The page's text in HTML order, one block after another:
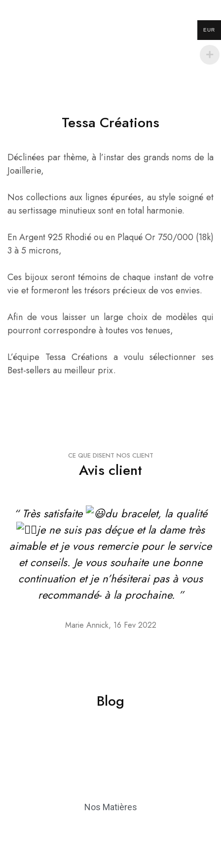
Tessa Créations
Déclinées par thème, à l’instar des grands noms de la
Joaillerie,
Nos collections aux lignes épurées, au style soigné et
au sertissage minutieux sont en total harmonie.
En Argent 925 Rhodié ou en Plaqué Or 750/000 (18k)
3 à 5 microns,
Ces bijoux seront témoins de chaque instant de votre
vie et formeront les trésors précieux de vos envies.
Afin de vous laisser un large choix de modèles qui
pourront correspondre à toutes vos tenues,
L’équipe Tessa Créations a voulu sélectionner ses
Best-sellers au meilleur prix.
CE QUE DISENT NOS CLIENT
Avis client
“ Très satisfaite
du bracelet, la qualité
je ne suis pas déçue et la dame très
aimable et je vous remercie pour le service
et conseils. Je vous souhaite une bonne
continuation et je n’hésiterai pas à vous
recommandé- à la prochaine. ”
Marie Annick, 16 Fev 2022
Blog
Nos Matières
EUR